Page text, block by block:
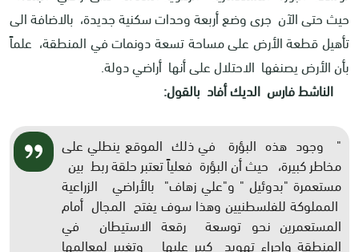
حيث حتى الآن جرى وضع أربعة وحدات سكنية جديدة، بالاضافة الى
تأهيل قطعة الأرض على مساحة تسعة دونمات في المنطقة، علماً
بأن الأرض يصنفها الاحتلال على أنها أراضي دولة.
الناشط فارس الديك أفاد بالقول:
" وجود هذه البؤرة في ذلك الموقع ينطلي على
مخاطر كبيرة، حيث أن البؤرة فعلياً تعتبر حلقة ربط بين
مستعمرة "بدوئيل " و"علي زهاف" بالأراضي الزراعية
المملوكة للفلسطنيين وهذا سوف يفتح المجال أمام
المستعمرين نحو توسعة رقعة الاستيطان في
المنطقة وإجراء تهويد كبير عليها وتغيير لمعالمها